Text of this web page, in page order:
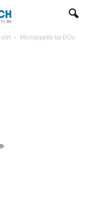
ướt Micropipette tại ĐỨc